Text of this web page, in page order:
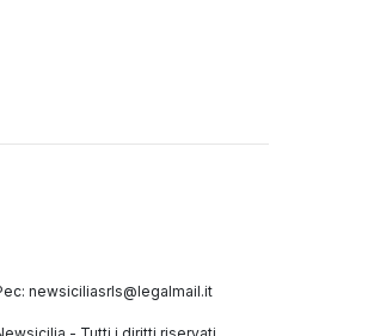
newsiciliasrls@legalmail.it